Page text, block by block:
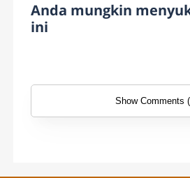
Anda mungkin
ini
Show Comments